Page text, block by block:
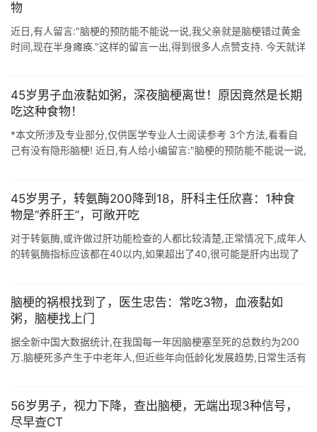
物
近日,有人留言:"脑梗的预防能不能说一说,我父亲就是脑梗错过黄金
时间,现在半身瘫痪."这样的留言一出,得到很多人点赞支持. 今天就详
45岁男子血液黏如粥，深夜脑梗离世！原因竟然是长期
吃这种食物！
*本文所涉及专业部分,仅供医学专业人士阅读参考 3个方法,看看自
己有没有隐形脑梗! 近日,有人给小编留言:"脑梗的预防能不能说一说,
45岁男子，转氨酶200降到18，肝科主任欣喜：1种食
物是“养肝王”，可敞开吃
对于转氨酶,或许做过肝功能检查的人都比较清楚,正常情况下,成年人
的转氨酶指标应该都在40以内,如果超出了40,很可能是肝内出现了
脑梗的祸根找到了，医生忠告：常吃3物，血液黏如
粥，脑梗找上门
据全新中国大数据统计,在我国每一年因脑梗塞至死的总数约为200
万.脑梗死多产生于中老年人,但近些年向低龄化发展趋势,日常生活有
56岁男子，视力下降，查出脑梗，无端出现3种信号，
尽早查CT